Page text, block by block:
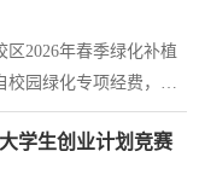
的方式进行，进入资
2026年春季绿化补植
校园绿化专项经费，招
具备招标条件，现对该
标人前来投标。一、
学院沈阳校区2026年
学生创业计划竞赛